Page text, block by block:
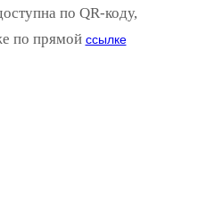
по QR-коду,
по прямой ссылке